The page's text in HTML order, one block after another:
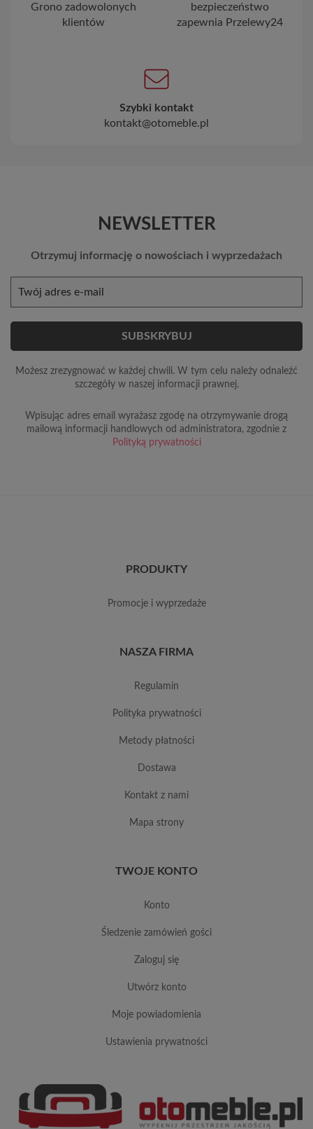
Grono zadowolonych
klientów
bezpieczeństwo
zapewnia Przelewy24
Szybki kontakt
kontakt@otomeble.pl
NEWSLETTER
Otrzymuj informację o nowościach i wyprzedażach
Możesz zrezygnować w każdej chwili. W tym celu należy odnaleźć
szczegóły w naszej informacji prawnej.
Wpisując adres email wyrażasz zgodę na otrzymywanie drogą
mailową informacji handlowych od administratora, zgodnie z
Polityką prywatności
PRODUKTY
promocje i wyprzedaże
NASZA FIRMA
regulamin
polityka prywatności
metody płatności
dostawa
kontakt z nami
mapa strony
TWOJE KONTO
konto
śledzenie zamówień gości
zaloguj się
utwórz konto
moje powiadomienia
ustawienia prywatności